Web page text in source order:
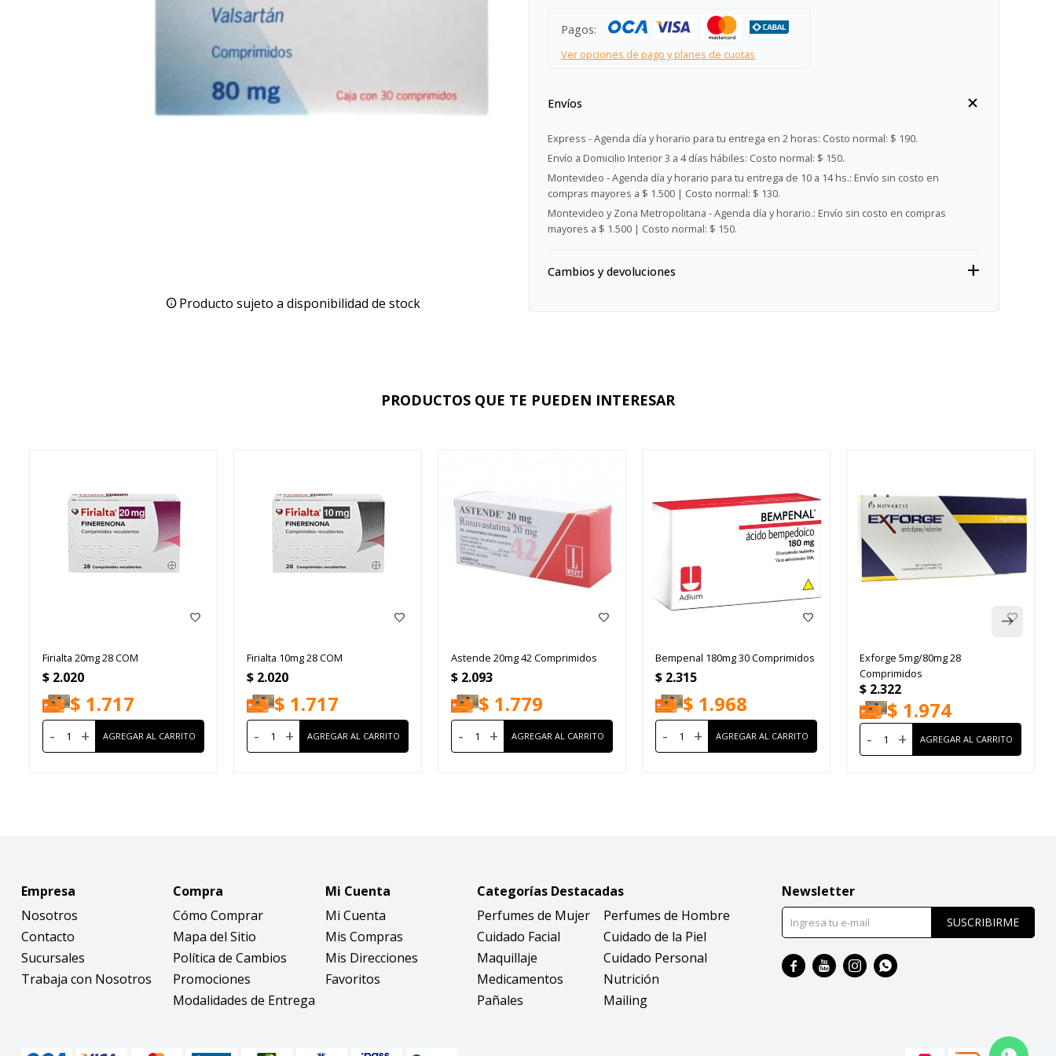
Producto sujeto a disponibilidad de stock
Pagos:
Ver opciones de pago y planes de cuotas
Envíos
Express - Agenda día y horario para tu entrega en 2 horas: Costo normal: $ 190.
Envío a Domicilio Interior 3 a 4 días hábiles: Costo normal: $ 150.
Montevideo - Agenda día y horario para tu entrega de 10 a 14 hs.: Envío sin costo en
compras mayores a $ 1.500 | Costo normal: $ 130.
Montevideo y Zona Metropolitana - Agenda día y horario.: Envío sin costo en compras
mayores a $ 1.500 | Costo normal: $ 150.
Cambios y devoluciones
PRODUCTOS QUE TE PUEDEN INTERESAR
Firialta 20mg 28 COM
$ 2.020
$ 1.717
- +
Firialta 10mg 28 COM
$ 2.020
$ 1.717
- +
Astende 20mg 42 Comprimidos
$ 2.093
$ 1.779
- +
Bempenal 180mg 30 Comprimidos
$ 2.315
$ 1.968
- +
Exforge 5mg/80mg 28
Comprimidos
$ 2.322
$ 1.974
- +
Empresa
Nosotros
Contacto
Sucursales
Trabaja con Nosotros
Compra
Cómo Comprar
Mapa del Sitio
Política de Cambios
Promociones
Modalidades de Entrega
Mi Cuenta
Mi Cuenta
Mis Compras
Mis Direcciones
Favoritos
Categorías Destacadas
Perfumes de Mujer
Perfumes de Hombre
Cuidado Facial
Cuidado de la Piel
Maquillaje
Cuidado Personal
Medicamentos
Nutrición
Pañales
Mailing
Newsletter
SUSCRIBIRME
   